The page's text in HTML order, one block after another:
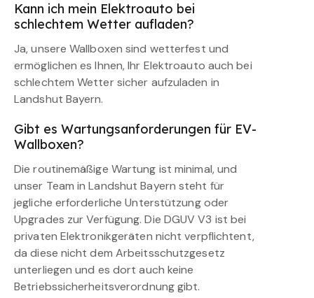
Kann ich mein Elektroauto bei
schlechtem Wetter aufladen?
Ja, unsere Wallboxen sind wetterfest und
ermöglichen es Ihnen, Ihr Elektroauto auch bei
schlechtem Wetter sicher aufzuladen in
Landshut Bayern.
Gibt es Wartungsanforderungen für EV-
Wallboxen?
Die routinemäßige Wartung ist minimal, und
unser Team in Landshut Bayern steht für
jegliche erforderliche Unterstützung oder
Upgrades zur Verfügung. Die DGUV V3 ist bei
privaten Elektronikgeräten nicht verpflichtent,
da diese nicht dem Arbeitsschutzgesetz
unterliegen und es dort auch keine
Betriebssicherheitsverordnung gibt.